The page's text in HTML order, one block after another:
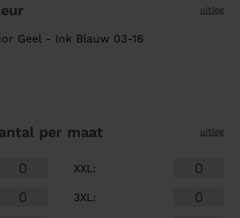
uitleg
Geel - Ink Blauw 03-16
per maat uitleg
XXL :
3XL :